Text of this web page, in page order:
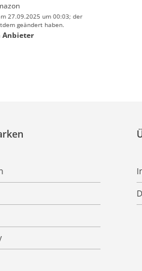
27.09.2025 um 00:03; der
geändert haben.
Anbieter